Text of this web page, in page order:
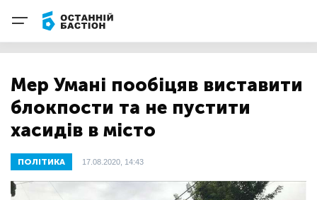
Мер Умані пообіцяв виставити
блокпости та не пустити
хасидів в місто
ПОЛІТИКА 17.08.2020, 14:43